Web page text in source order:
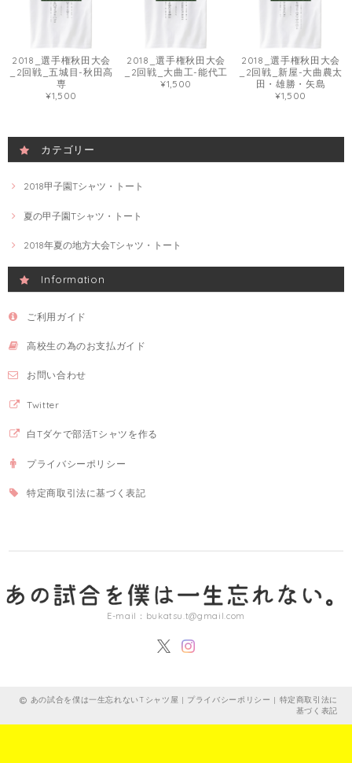
2018_選手権秋田大会
_2回戦_五城目-秋田高
専
¥1,500
2018_選手権秋田大会
_2回戦_大曲工-能代工
¥1,500
2018_選手権秋田大会
_2回戦_新屋-大曲農太
田・雄勝・矢島
¥1,500
カテゴリー
2018甲子園Tシャツ・トート
夏の甲子園Tシャツ・トート
2018年夏の地方大会Tシャツ・トート
Information
ご利用ガイド
高校生の為のお支払ガイド
お問い合わせ
Twitter
白Tダケで部活Tシャツを作る
プライバシーポリシー
特定商取引法に基づく表記
E-mail： bukatsu.t@gmail.com
あの試合を僕は一生忘れないTシャツ屋 | プライバシーポリシー | 特定商取引法に
基づく表記